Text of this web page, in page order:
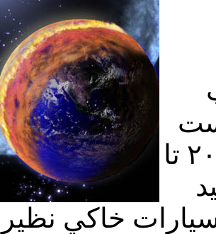
در تحقيقات خود دريافته است در ‪ ۲۰‬تا
خاكي